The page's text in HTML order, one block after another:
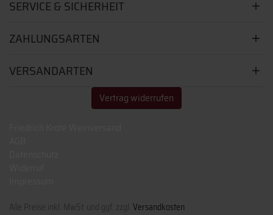
SERVICE & SICHERHEIT
ZAHLUNGSARTEN
VERSANDARTEN
Vertrag widerrufen
Versandkosten